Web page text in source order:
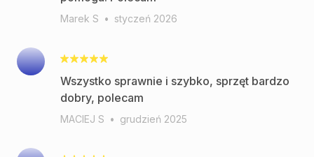
Marek S • styczeń 2026
Wszystko sprawnie i szybko, sprzęt bardzo
dobry, polecam
MACIEJ S • grudzień 2025